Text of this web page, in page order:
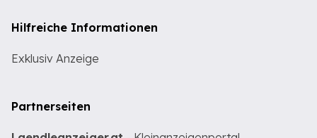
Hilfreiche Informationen
Exklusiv Anzeige
Partnerseiten